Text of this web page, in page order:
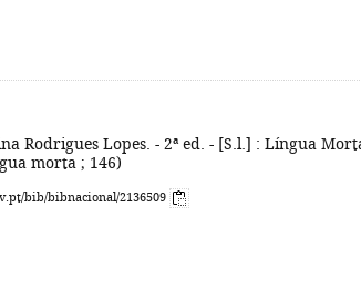
Rodrigues Lopes. - 2ª ed. - [S.l.] : Língua
morta ; 146)
bib/bibnacional/2136509